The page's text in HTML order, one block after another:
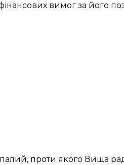
вимог за його
проти якого Вища